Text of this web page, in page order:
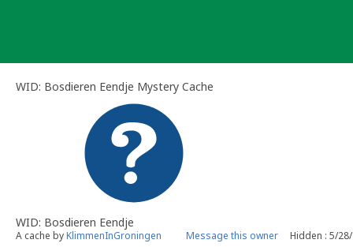
WID: Bosdieren Eendje Mystery Cache
WID: Bosdieren Eendje
A cache byKlimmenInGroningen Message this owner Hidden : 5/